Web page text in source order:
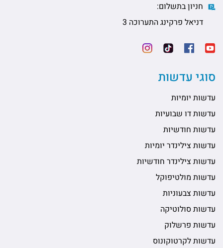
חניון בתשלום:
דניאל פרקינג התערוכה 3
סוגי עדשות
עדשות יומיות
עדשות דו שבועיות
עדשות חודשיות
עדשות צילינדר יומיות
עדשות צילינדר חודשיות
עדשות מולטיפוקל
עדשות צבעוניות
עדשות סולוטיקה
עדשות פרשלוק
עדשות לקרטוקונוס